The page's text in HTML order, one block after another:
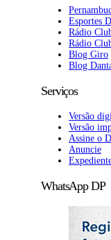
Esportes
Rádio
Rádio
Blog Giro
Blog
Serviços
Versão
Versão
Assine o
Anuncie
WhatsApp DP